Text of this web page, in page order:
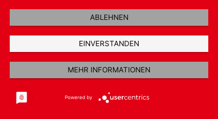
ABLEHNEN
EINVERSTANDEN
MEHR INFORMATIONEN
Powered by